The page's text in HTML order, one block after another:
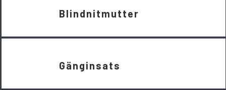
Blindnitmutter
Gänginsats